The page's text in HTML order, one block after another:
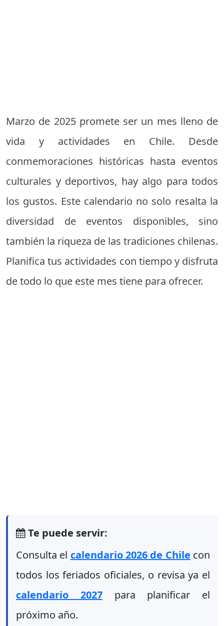
Marzo de 2025 promete ser un mes lleno de
vida y actividades en Chile. Desde
conmemoraciones históricas hasta eventos
culturales y deportivos, hay algo para todos
los gustos. Este calendario no solo resalta la
diversidad de eventos disponibles, sino
también la riqueza de las tradiciones chilenas.
Planifica tus actividades con tiempo y disfruta
de todo lo que este mes tiene para ofrecer.
Te puede servir:
Consulta el calendario 2026 de Chile con
todos los feriados oficiales, o revisa ya el
calendario 2027para planificar el
próximo año.